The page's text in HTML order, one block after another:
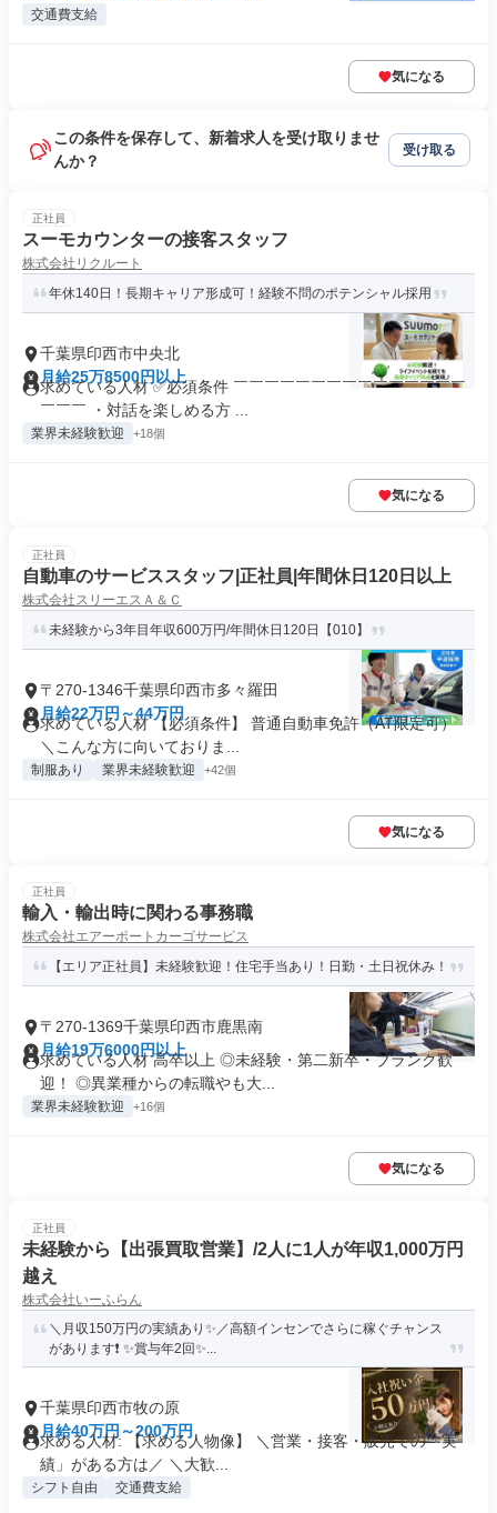
交通費支給
気になる
この条件を保存して、新着求人を受け取りませ
んか？
受け取る
正社員
スーモカウンターの接客スタッフ
株式会社リクルート
年休140日！長期キャリア形成可！経験不問のポテンシャル採用
千葉県印西市中央北
月給25万8500円以上
求めている人材 ✅必須条件 ￣￣￣￣￣￣￣￣￣￣￣￣￣￣￣
￣￣￣ ・対話を楽しめる方 ...
業界未経験歓迎 +18個
気になる
正社員
自動車のサービススタッフ|正社員|年間休日120日以上
株式会社スリーエスＡ＆Ｃ
未経験から3年目年収600万円/年間休日120日【010】
〒270-1346千葉県印西市多々羅田
月給22万円～44万円
求めている人材 【必須条件】 普通自動車免許（AT限定可）
＼こんな方に向いておりま...
制服あり 業界未経験歓迎 +42個
気になる
正社員
輸入・輸出時に関わる事務職
株式会社エアーポートカーゴサービス
【エリア正社員】未経験歓迎！住宅手当あり！日勤・土日祝休み！
〒270-1369千葉県印西市鹿黒南
月給19万6000円以上
求めている人材 高卒以上 ◎未経験・第二新卒・ブランク歓
迎！ ◎異業種からの転職やも大...
業界未経験歓迎 +16個
気になる
正社員
未経験から【出張買取営業】/2人に1人が年収1,000万円
越え
株式会社いーふらん
＼月収150万円の実績あり✨／高額インセンでさらに稼ぐチャンス
があります❗ ✨賞与年2回✨...
千葉県印西市牧の原
月給40万円～200万円
求める人材: 【求める人物像】 ＼営業・接客・販売での「実
績」がある方は／ ＼大歓...
シフト自由 交通費支給